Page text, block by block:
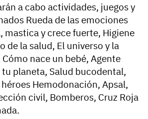
a cabo actividades, juegos y
Rueda de las emociones
mastica y crece fuerte, Higiene
de la salud, El universo y la
nace un bebé, Agente
planeta, Salud bucodental,
Hemodonación, Apsal,
civil, Bomberos, Cruz Roja